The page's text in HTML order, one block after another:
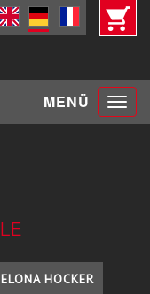
MENÜ Toggle
HOCKER